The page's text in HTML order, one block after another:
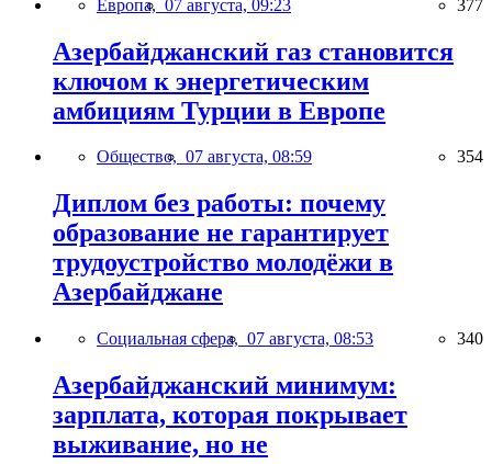
Европа, 07 августа, 09:23 377
Азербайджанский газ становится
ключом к энергетическим
амбициям Турции в Европе
Общество, 07 августа, 08:59 354
Диплом без работы: почему
образование не гарантирует
трудоустройство молодёжи в
Азербайджане
Социальная сфера, 07 августа, 08:53 340
Азербайджанский минимум:
зарплата, которая покрывает
выживание, но не